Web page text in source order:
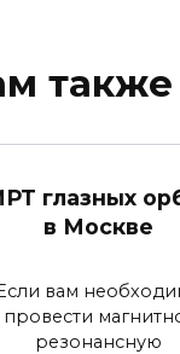
также
глазных
в Москве
вам
провести
резонансную